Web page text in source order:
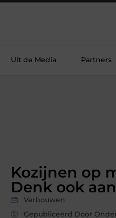
Uit de Media Partners
Kozijnen op
Denk ook
Verbouwen
Gepubliceerd Door